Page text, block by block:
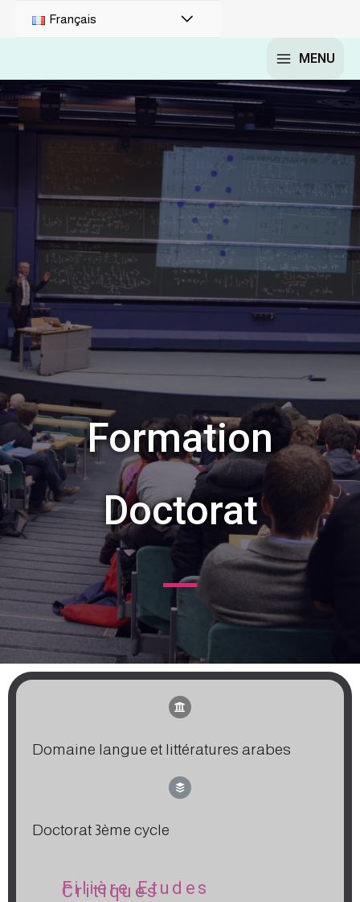
Français
MENU
Formation
Doctorat
Domaine langue et littératures arabes
Doctorat 3ème cycle
Filière Etudes
Critiques